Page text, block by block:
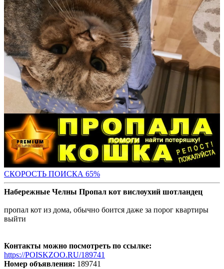
СКОРОСТЬ ПОИСКА 65%
Набережные Челны Пропал кот вислоухий шотландец
пропал кот из дома, обычно боится даже за порог квартиры
выйти
Контакты можно посмотреть по ссылке:
https://POISKZOO.RU/189741
Номер объявления: 189741